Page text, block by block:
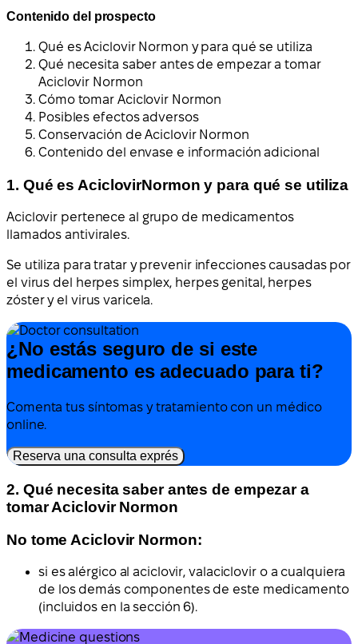
Contenido del prospecto
Qué es Aciclovir Normon y para qué se utiliza
Qué necesita saber antes de empezar a tomar
Aciclovir Normon
Cómo tomar Aciclovir Normon
Posibles efectos adversos
Conservación de Aciclovir Normon
Contenido del envase e información adicional
1. Qué es AciclovirNormon y para qué se utiliza
Aciclovir pertenece al grupo de medicamentos
llamados antivirales.
Se utiliza para tratar y prevenir infecciones causadas por
el virus del herpes simplex, herpes genital, herpes
zóster y el virus varicela.
¿No estás seguro de si este
medicamento es adecuado para ti?
Comenta tus síntomas y tratamiento con un médico
online.
Reserva una consulta exprés
2. Qué necesita saber antes de empezar a
tomar Aciclovir Normon
No tome Aciclovir Normon:
si es alérgico al aciclovir, valaciclovir o a cualquiera
de los demás componentes de este medicamento
(incluidos en la sección 6).